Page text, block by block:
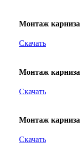
Монтаж карниза
Скачать
Монтаж карниза
Скачать
Монтаж карниза
Скачать